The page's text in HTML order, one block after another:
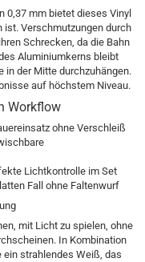
0,37 mm bietet dieses Vinyl
ist. Verschmutzungen durch
Schrecken, da die Bahn
Aluminiumkerns bleibt
in der Mitte durchzuhängen.
auf höchstem Niveau.
Workflow
ohne Verschleiß
Lichtkontrolle im Set
Fall ohne Faltenwurf
mit Licht zu spielen, ohne
In Kombination
ein strahlendes Weiß, das